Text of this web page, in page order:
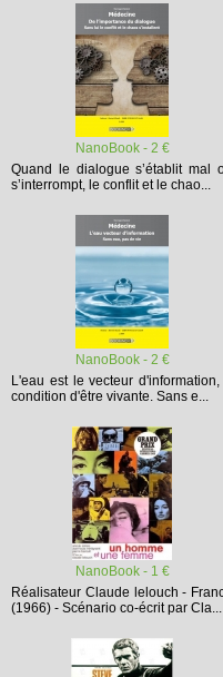
NanoBook - 2 €
Quand le dialogue s’établit mal
s’interrompt, le conflit et le chao...
NanoBook - 2 €
L'eau est le vecteur
condition d'être vivante. Sans e...
NanoBook - 1 €
Réalisateur Claude lelouch -
(1966) - Scénario co-écrit par Cla...